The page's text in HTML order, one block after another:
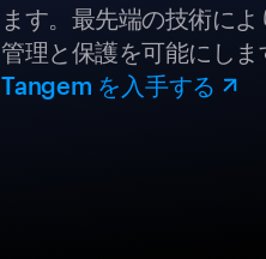
ます。最先端の技術に
管理と保護を可能にしま
Tangem を入手する